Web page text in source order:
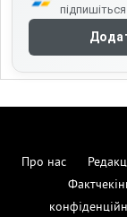
Про нас